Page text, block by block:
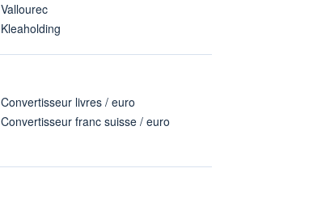
Vallourec
Kleaholding
Convertisseur livres / euro
Convertisseur franc suisse / euro